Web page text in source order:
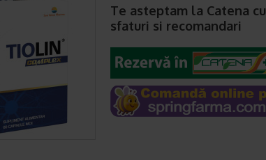
Te asteptam la Catena cu
sfaturi si recomandari